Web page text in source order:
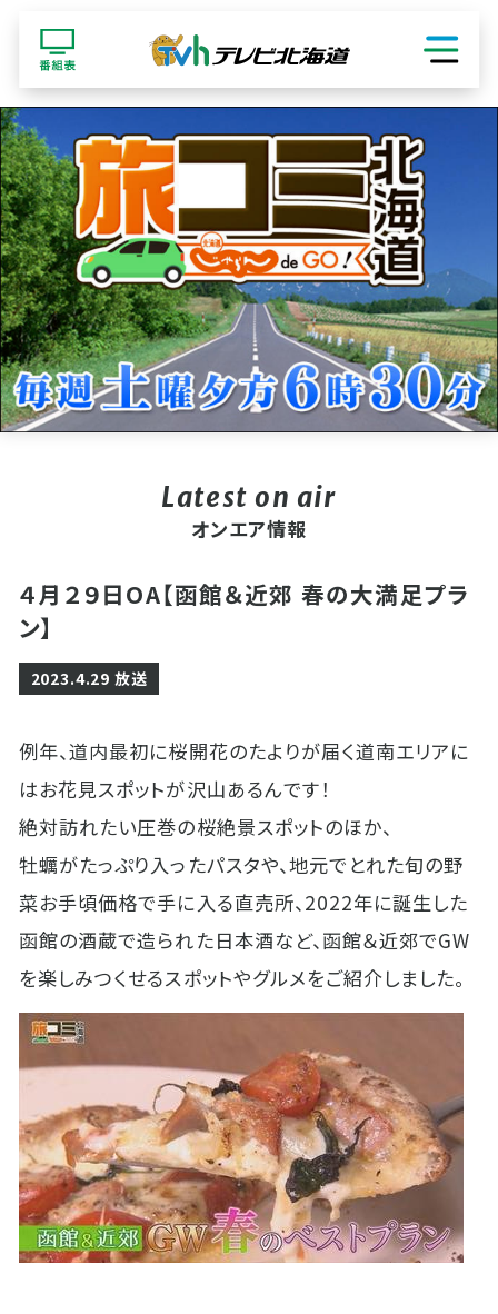
オンエア情報
４月２９日OA【函館＆近郊 春の大満足プラ
ン】
2023.4.29 放送
例年、道内最初に桜開花のたよりが届く道南エリアに
はお花見スポットが沢山あるんです！
絶対訪れたい圧巻の桜絶景スポットのほか、
牡蠣がたっぷり入ったパスタや、地元でとれた旬の野
菜お手頃価格で手に入る直売所、2022年に誕生した
函館の酒蔵で造られた日本酒など、函館＆近郊でGW
を楽しみつくせるスポットやグルメをご紹介しました。